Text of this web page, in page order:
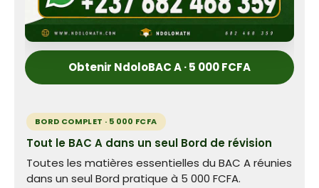
Obtenir NdoloBAC A · 5 000 FCFA
BORD COMPLET · 5 000 FCFA
Tout le BAC A dans un seul Bord de révision
Toutes les matières essentielles du BAC A réunies
dans un seul Bord pratique à 5 000 FCFA.